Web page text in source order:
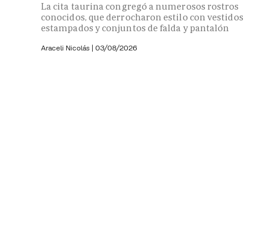
La cita taurina congregó a numerosos rostros
conocidos, que derrocharon estilo con vestidos
estampados y conjuntos de falda y pantalón
Araceli Nicolás | 03/08/2026